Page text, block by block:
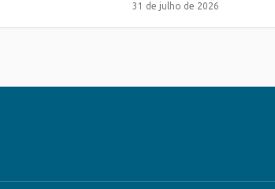
31 de julho de 2026